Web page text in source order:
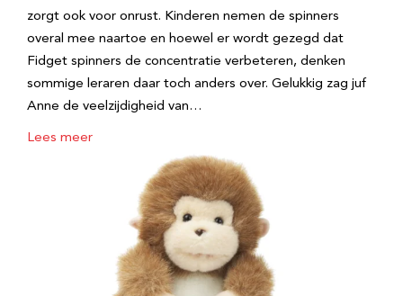
zorgt ook voor onrust. Kinderen nemen de spinners
overal mee naartoe en hoewel er wordt gezegd dat
Fidget spinners de concentratie verbeteren, denken
sommige leraren daar toch anders over. Gelukkig zag juf
Anne de veelzijdigheid van…
Lees meer